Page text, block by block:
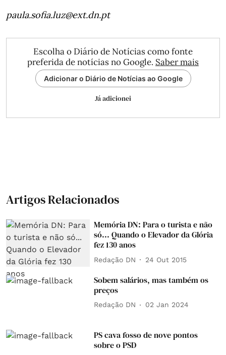
paula.sofia.luz@ext.dn.pt
Escolha o Diário de Notícias como fonte
preferida de notícias no Google. Saber mais
Adicionar o Diário de Notícias ao Google
Já adicionei
Artigos Relacionados
Memória DN: Para o turista e não
só... Quando o Elevador da Glória
fez 130 anos
Redação DN 24 Out 2015
Sobem salários, mas também os
preços
Redação DN 02 Jan 2024
PS cava fosso de nove pontos
sobre o PSD